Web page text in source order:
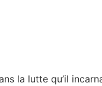
la lutte qu’il